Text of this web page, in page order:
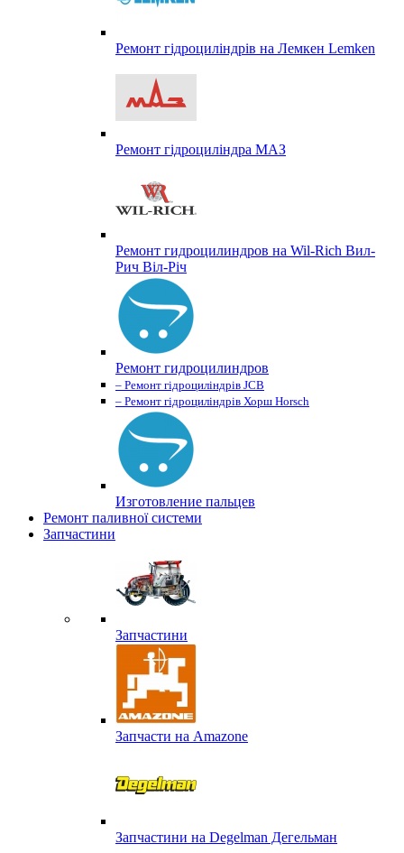
Ремонт гідроциліндрів на Лемкен Lemken
Ремонт гідроциліндра МАЗ
Ремонт гидроцилиндров на Wil-Rich Вил-
Рич Віл-Річ
Ремонт гидроцилиндров
– Ремонт гідроциліндрів JCB
– Ремонт гідроциліндрів Хорш Horsch
Изготовление пальцев
Ремонт паливної системи
Запчастини
Запчастини
Запчасти на Amazone
Запчастини на Degelman Дегельман